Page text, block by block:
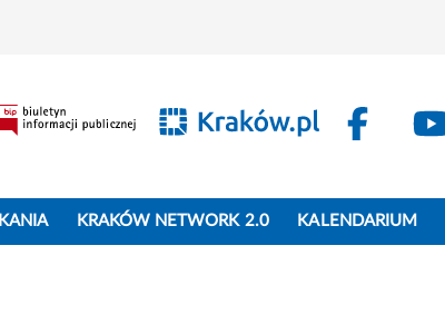
KRAKÓW NETWORK 2.0 KALENDARIUM